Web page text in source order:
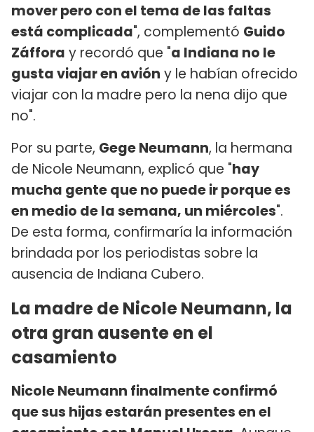
mover pero con el tema de las faltas
está complicada", complementó Guido
Záffora y recordó que "a Indiana no le
gusta viajar en avión y le habían ofrecido
viajar con la madre pero la nena dijo que
no".
Por su parte, Gege Neumann, la hermana
de Nicole Neumann, explicó que "hay
mucha gente que no puede ir porque es
en medio de la semana, un miércoles".
De esta forma, confirmaría la información
brindada por los periodistas sobre la
ausencia de Indiana Cubero.
La madre de Nicole Neumann, la
otra gran ausente en el
casamiento
Nicole Neumann finalmente confirmó
que sus hijas estarán presentes en el